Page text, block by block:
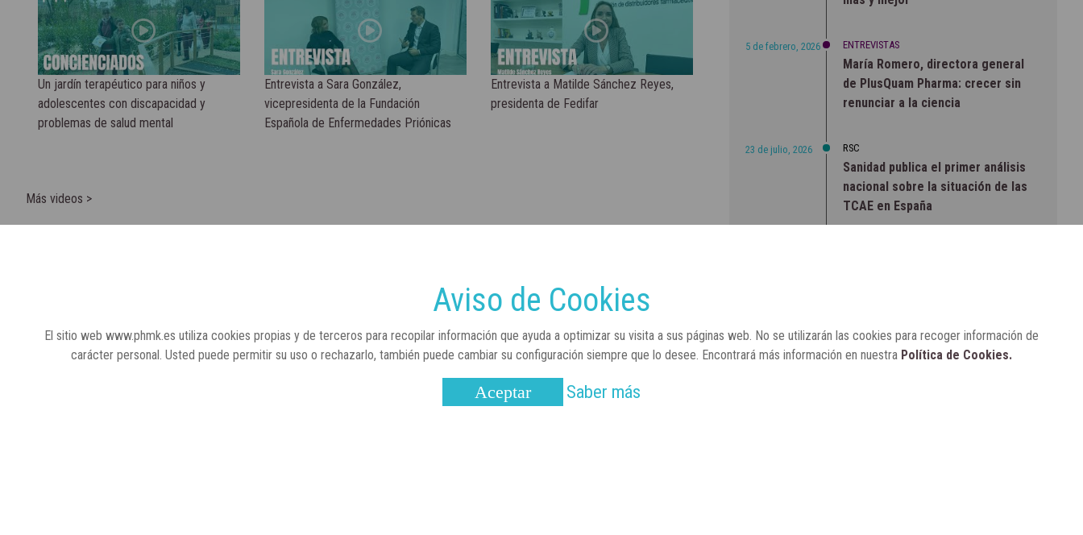
Un jardín terapéutico para niños y
adolescentes con discapacidad y
problemas de salud mental
Entrevista a Sara González,
vicepresidenta de la Fundación
Española de Enfermedades Priónicas
Entrevista a Matilde Sánchez Reyes,
presidenta de Fedifar
Más videos >
5 de febrero, 2026 ENTREVISTAS
María Romero, directora general
de PlusQuam Pharma: crecer sin
renunciar a la ciencia
23 de julio, 2026 RSC
Sanidad publica el primer análisis
nacional sobre la situación de las
TCAE en España
25 de marzo, 2023 ENTRE BASTIDORES
Real Academia Nacional de
Aviso de Cookies
El sitio web www.phmk.es utiliza cookies propias y de terceros para recopilar información que ayuda a optimizar su visita a sus páginas web. No se utilizarán las cookies para recoger información de
carácter personal. Usted puede permitir su uso o rechazarlo, también puede cambiar su configuración siempre que lo desee. Encontrará más información en nuestra Política de Cookies.
Aceptar Saber más